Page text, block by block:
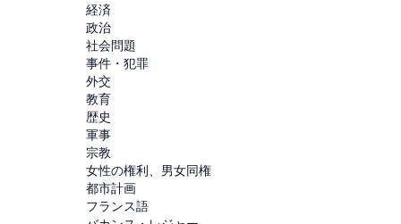
経済
政治
社会問題
事件・犯罪
外交
教育
歴史
軍事
宗教
女性の権利、男女同権
都市計画
フランス語